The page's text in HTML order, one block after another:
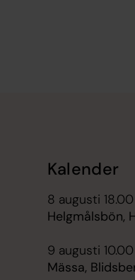
Kalender
8 augusti 18.00
Helgmålsbön,
9 augusti 10.00
Mässa,